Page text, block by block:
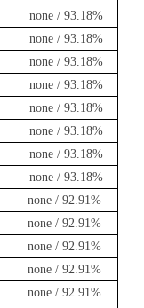
none / 93.18%
none / 93.18%
none / 93.18%
none / 93.18%
none / 93.18%
none / 93.18%
none / 93.18%
none / 93.18%
none / 92.91%
none / 92.91%
none / 92.91%
none / 92.91%
none / 92.91%